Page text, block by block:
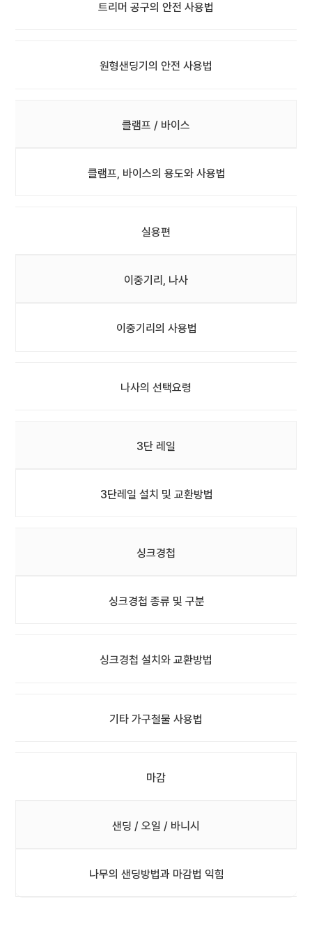
트리머 공구의 안전 사용법
원형샌딩기의 안전 사용법
클램프 / 바이스
클램프, 바이스의 용도와 사용법
실용편
이중기리, 나사
이중기리의 사용법
나사의 선택요령
3단 레일
3단레일 설치 및 교환방법
싱크경첩
싱크경첩 종류 및 구분
싱크경첩 설치와 교환방법
기타 가구철물 사용법
마감
샌딩 / 오일 / 바니시
나무의 샌딩방법과 마감법 익힘